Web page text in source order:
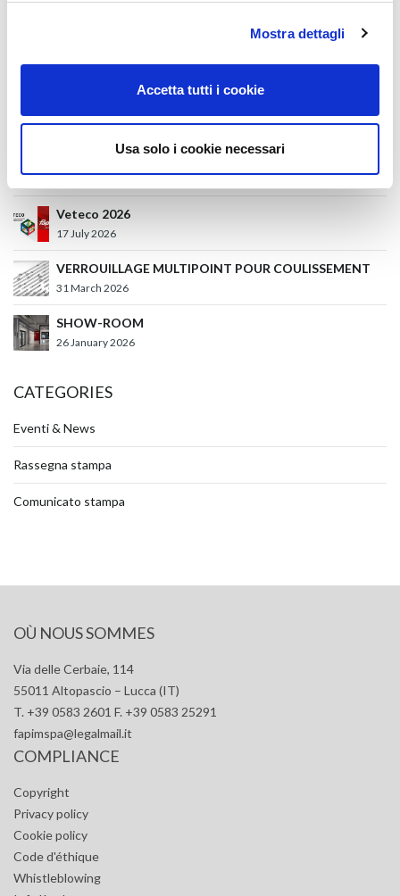
Mostra dettagli
Accetta tutti i cookie
Usa solo i cookie necessari
RECENT POSTS
27 July 2026
27 July 2026
Veteco 2026
17 July 2026
VERROUILLAGE MULTIPOINT POUR COULISSEMENT
31 March 2026
SHOW-ROOM
26 January 2026
CATEGORIES
Eventi & News
Rassegna stampa
Comunicato stampa
OÙ NOUS SOMMES
Via delle Cerbaie, 114
55011 Altopascio – Lucca (IT)
T. +39 0583 2601 F. +39 0583 25291
fapimspa@legalmail.it
COMPLIANCE
Copyright
Privacy policy
Cookie policy
Code d'éthique
Whistleblowing